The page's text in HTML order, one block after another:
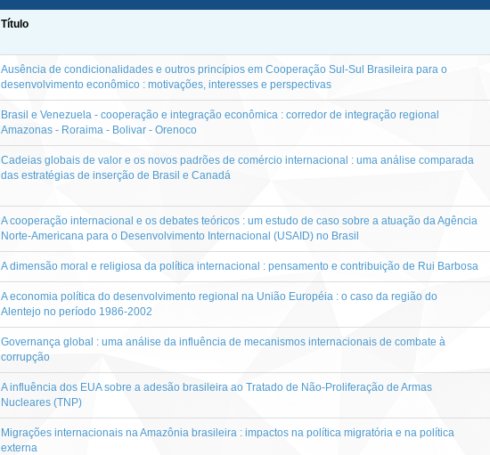
Título
Ausência de condicionalidades e outros princípios em Cooperação Sul-Sul Brasileira para o
desenvolvimento econômico : motivações, interesses e perspectivas
Brasil e Venezuela - cooperação e integração econômica : corredor de integração regional
Amazonas - Roraima - Bolivar - Orenoco
Cadeias globais de valor e os novos padrões de comércio internacional : uma análise comparada
das estratégias de inserção de Brasil e Canadá
A cooperação internacional e os debates teóricos : um estudo de caso sobre a atuação da Agência
Norte-Americana para o Desenvolvimento Internacional (USAID) no Brasil
A dimensão moral e religiosa da política internacional : pensamento e contribuição de Rui Barbosa
A economia política do desenvolvimento regional na União Européia : o caso da região do
Alentejo no período 1986-2002
Governança global : uma análise da influência de mecanismos internacionais de combate à
corrupção
A influência dos EUA sobre a adesão brasileira ao Tratado de Não-Proliferação de Armas
Nucleares (TNP)
Migrações internacionais na Amazônia brasileira : impactos na política migratória e na política
externa